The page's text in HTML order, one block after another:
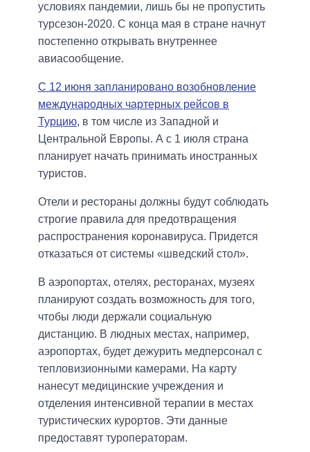
условиях пандемии, лишь бы не пропустить
турсезон-2020. С конца мая в стране начнут
постепенно открывать внутреннее
авиасообщение.
С 12 июня запланировано возобновление
международных чартерных рейсов в
Турцию, в том числе из Западной и
Центральной Европы. А с 1 июля страна
планирует начать принимать иностранных
туристов.
Отели и рестораны должны будут соблюдать
строгие правила для предотвращения
распространения коронавируса. Придется
отказаться от системы «шведский стол».
В аэропортах, отелях, ресторанах, музеях
планируют создать возможность для того,
чтобы люди держали социальную
дистанцию. В людных местах, например,
аэропортах, будет дежурить медперсонал с
тепловизионными камерами. На карту
нанесут медицинские учреждения и
отделения интенсивной терапии в местах
туристических курортов. Эти данные
предоставят туроператорам.